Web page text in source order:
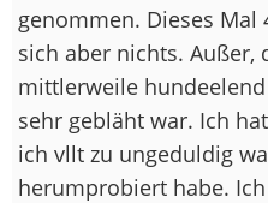
genommen. Dieses Mal
sich aber nichts. Außer,
mittlerweile
sehr gebläht war. Ich
ich vllt zu ungeduldig
herumprobiert habe.